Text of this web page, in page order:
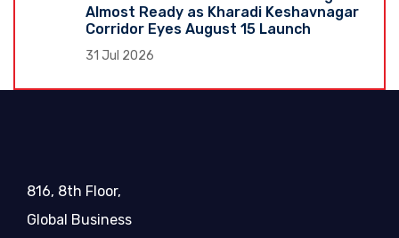
Almost Ready as Kharadi Keshavnagar
Corridor Eyes August 15 Launch
31 Jul 2026
816, 8th Floor,
Global Business